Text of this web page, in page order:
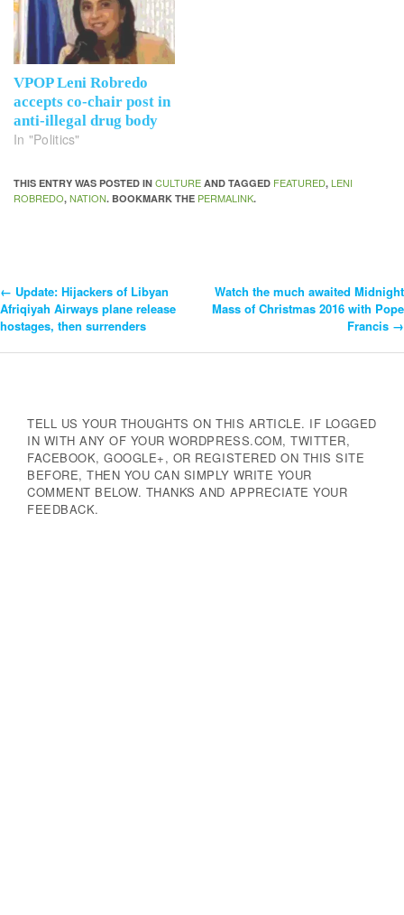
VPOP Leni Robredo
accepts co-chair post in
anti-illegal drug body
In "Politics"
THIS ENTRY WAS POSTED IN CULTURE AND TAGGED FEATURED, LENI
ROBREDO, NATION. BOOKMARK THE PERMALINK.
Post
Navigation
← Update: Hijackers of Libyan
Afriqiyah Airways plane release
hostages, then surrenders
Watch the much awaited Midnight
Mass of Christmas 2016 with Pope
Francis →
TELL US YOUR THOUGHTS ON THIS ARTICLE. IF LOGGED
IN WITH ANY OF YOUR WORDPRESS.COM, TWITTER,
FACEBOOK, GOOGLE+, OR REGISTERED ON THIS SITE
BEFORE, THEN YOU CAN SIMPLY WRITE YOUR
COMMENT BELOW. THANKS AND APPRECIATE YOUR
FEEDBACK.